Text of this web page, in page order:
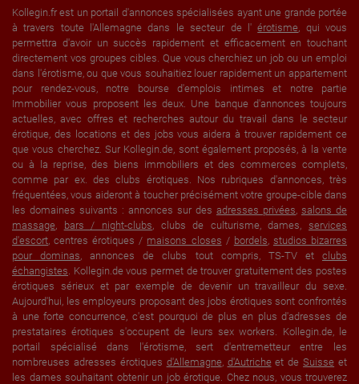
Kollegin.fr est un portail d'annonces spécialisées ayant une grande portée
à travers toute l'Allemagne dans le secteur de l'érotisme , qui vous
permettra d'avoir un succès rapidement et efficacement en touchant
directement vos groupes cibles. Que vous cherchiez un job ou un emploi
dans l'érotisme, ou que vous souhaitiez louer rapidement un appartement
pour rendez-vous, notre bourse d'emplois intimes et notre partie
Immobilier vous proposent les deux. Une banque d'annonces toujours
actuelles, avec offres et recherches autour du travail dans le secteur
érotique, des locations et des jobs vous aidera à trouver rapidement ce
que vous cherchez. Sur Kollegin.de, sont également proposés, à la vente
ou à la reprise, des biens immobiliers et des commerces complets,
comme par ex. des clubs érotiques. Nos rubriques d'annonces, très
fréquentées, vous aideront à toucher précisément votre groupe-cible dans
les domaines suivants : annonces sur des adresses privées salons de
massage
bars / night-clubs , clubs de culturisme, dames, services
d'escort , centres érotiques / maisons closes / bordels studios bizarres
pour dominas , annonces de clubs tout compris, TS-TV etclubs
échangistes . Kollegin.de vous permet de trouver gratuitement des postes
érotiques sérieux et par exemple de devenir un travailleur du sexe.
Aujourd'hui, les employeurs proposant des jobs érotiques sont confrontés
à une forte concurrence, c'est pourquoi de plus en plus d'adresses de
prestataires érotiques s'occupent de leurs sex workers. Kollegin.de, le
portail spécialisé dans l'érotisme, sert d'entremetteur entre les
nombreuses adresses érotiques d'Allemagne, d'Autricheet deSuisse et
les dames souhaitant obtenir un job érotique. Chez nous, vous trouverez